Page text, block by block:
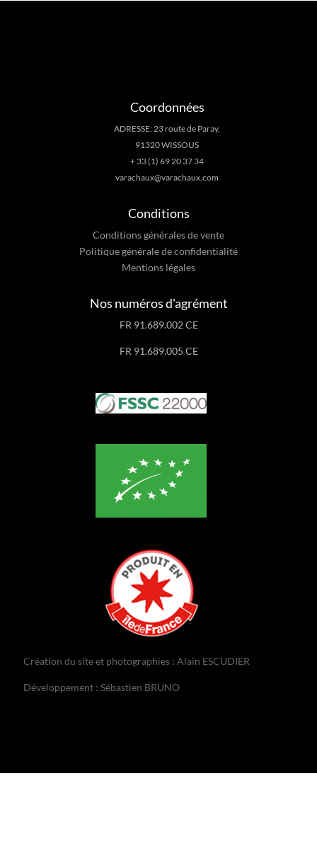
Coordonnées
ADRESSE: 23 route de Paray,
91320 WISSOUS
+ 33 (1) 69 20 37 34
varachaux@varachaux.com
Conditions
Conditions générales de vente
Politique générale de confidentialité
Mentions légales
Nos numéros d'agrément
FR 91.689.002 CE
FR 91.689.005 CE
Création du site et photographies : Alain ESCUDIER
Développement : Sébastien BRUNO